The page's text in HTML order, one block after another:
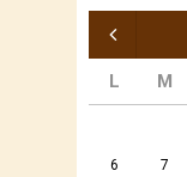
L M
« May
6 7